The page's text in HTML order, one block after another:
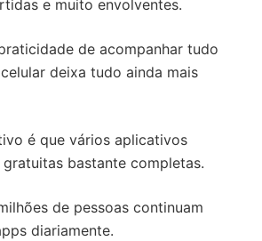
e muito envolventes.
de acompanhar tudo
deixa tudo ainda mais
é que vários aplicativos
bastante completas.
de pessoas continuam
diariamente.